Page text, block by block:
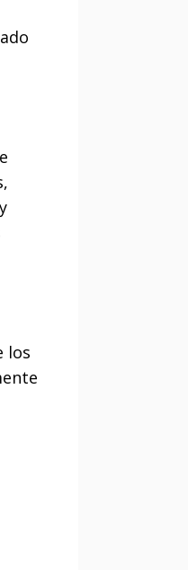
los